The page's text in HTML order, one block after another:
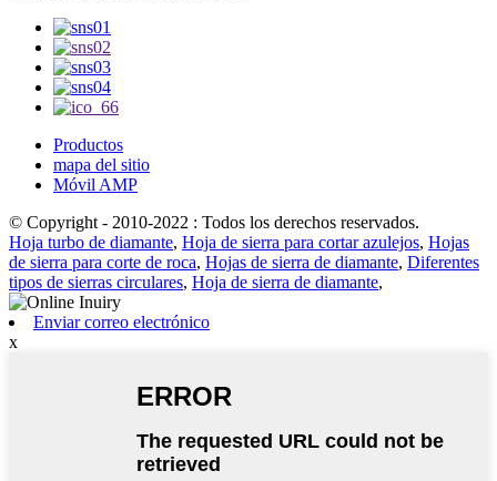
Productos
mapa del sitio
Móvil AMP
© Copyright - 2010-2022 : Todos los derechos reservados.
Hoja turbo de diamante, Hoja de sierra para cortar azulejos, Hojas
de sierra para corte de roca, Hojas de sierra de diamante, Diferentes
tipos de sierras circulares, Hoja de sierra de diamante,
Enviar correo electrónico
x